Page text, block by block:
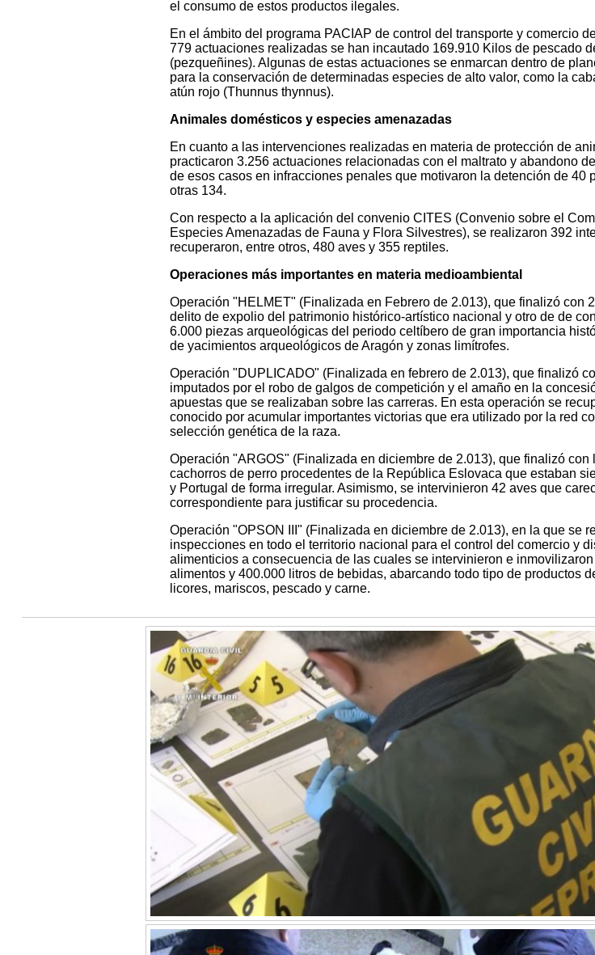
el consumo de estos productos ilegales.
En el ámbito del programa PACIAP de control del transporte y comercio
779 actuaciones realizadas se han incautado 169.910 Kilos de pescado
(pezqueñines). Algunas de estas actuaciones se enmarcan dentro de
para la conservación de determinadas especies de alto valor, como la
atún rojo (Thunnus thynnus).
Animales domésticos y especies amenazadas
En cuanto a las intervenciones realizadas en materia de protección de
practicaron 3.256 actuaciones relacionadas con el maltrato y abandono
de esos casos en infracciones penales que motivaron la detención de 40
otras 134.
Con respecto a la aplicación del convenio CITES (Convenio sobre el
Especies Amenazadas de Fauna y Flora Silvestres), se realizaron 392
recuperaron, entre otros, 480 aves y 355 reptiles.
Operaciones más importantes en materia medioambiental
Operación "HELMET" (Finalizada en Febrero de 2.013), que finalizó con
delito de expolio del patrimonio histórico-artístico nacional y otro de de
6.000 piezas arqueológicas del periodo celtíbero de gran importancia
de yacimientos arqueológicos de Aragón y zonas limítrofes.
Operación "DUPLICADO" (Finalizada en febrero de 2.013), que finalizó
imputados por el robo de galgos de competición y el amaño en la
apuestas que se realizaban sobre las carreras. En esta operación se
conocido por acumular importantes victorias que era utilizado por la red
selección genética de la raza.
Operación "ARGOS" (Finalizada en diciembre de 2.013), que finalizó con
cachorros de perro procedentes de la República Eslovaca que estaban
y Portugal de forma irregular. Asimismo, se intervinieron 42 aves que
correspondiente para justificar su procedencia.
Operación "OPSON III" (Finalizada en diciembre de 2.013), en la que se
inspecciones en todo el territorio nacional para el control del comercio y
alimenticios a consecuencia de las cuales se intervinieron e
alimentos y 400.000 litros de bebidas, abarcando todo tipo de productos
licores, mariscos, pescado y carne.